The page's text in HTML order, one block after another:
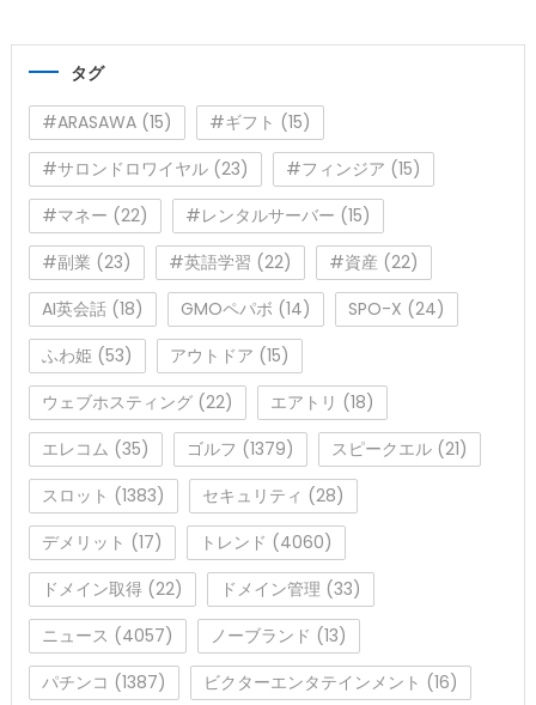
タグ
#ARASAWA(15) #ギフト (15)
#サロンドロワイヤル(23) #フィンジア (15)
#マネー (22) #レンタルサーバー (15)
#副業 (23) #英語学習 (22) #資産 (22)
AI英会話(18) GMOペパボ (14) SPO-X (24)
ふわ姫 (53) アウトドア (15)
ウェブホスティング(22) エアトリ (18)
エレコム (35) ゴルフ (1379) スピークエル(21)
スロット (1383) セキュリティ (28)
デメリット (17) トレンド (4060)
ドメイン取得(22) ドメイン管理 (33)
ニュース (4057) ノーブランド (13)
パチンコ (1387) ビクターエンタテインメント (16)